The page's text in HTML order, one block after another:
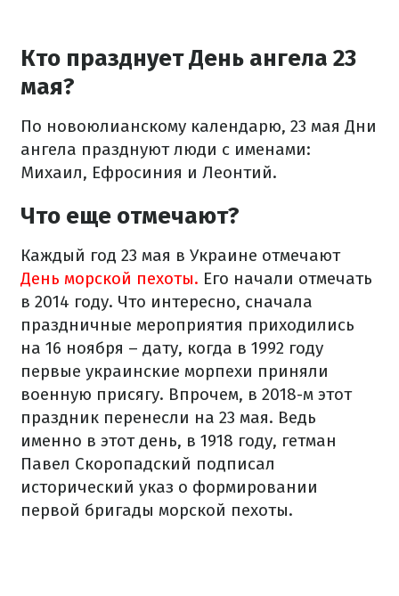
Кто празднует День ангела 23
мая?
По новоюлианскому календарю, 23 мая Дни
ангела празднуют люди с именами:
Михаил, Ефросиния и Леонтий.
Что еще отмечают?
Каждый год 23 мая в Украине отмечают
День морской пехоты. Его начали отмечать
в 2014 году. Что интересно, сначала
праздничные мероприятия приходились
на 16 ноября – дату, когда в 1992 году
первые украинские морпехи приняли
военную присягу. Впрочем, в 2018-м этот
праздник перенесли на 23 мая. Ведь
именно в этот день, в 1918 году, гетман
Павел Скоропадский подписал
исторический указ о формировании
первой бригады морской пехоты.